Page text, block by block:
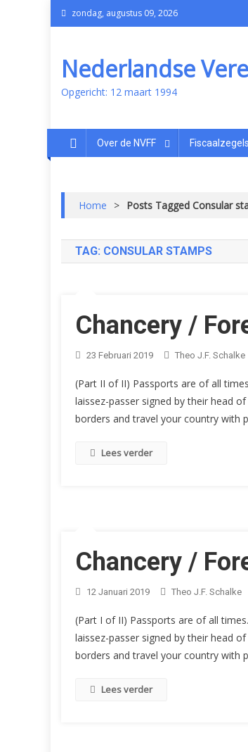
zondag, augustus 09, 2026
Nederlandse
Opgericht: 12 maart 1994
Over de NVFF Fiscaalzegels
Home > Posts Tagged Consular
TAG: CONSULAR STAMPS
Chancery /
23 Februari 2019 Theo J.F. Schalke
(Part II of II) Passports are of all
laissez-passer signed by their head
borders and travel your country with
Lees verder
Chancery /
12 Januari 2019 Theo J.F. Schalke
(Part I of II) Passports are of all
laissez-passer signed by their head
borders and travel your country with
Lees verder